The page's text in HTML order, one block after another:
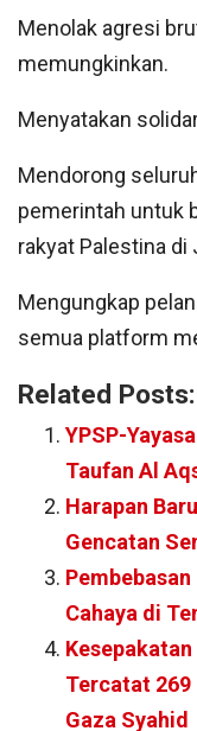
Menolak agresi
memungkinkan.
Menyatakan
Mendorong
pemerintah untuk
rakyat Palestina di
Mengungkap
semua platform
Related Posts:
YPSP-
Taufan Al
Harapan
Gencatan
Cahaya di
Tercatat 269
Gaza Syahid